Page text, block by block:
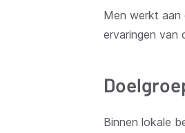
Men werkt aan
ervaringen van
Binnen lokale